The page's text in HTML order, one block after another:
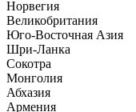
Норвегия
Великобритания
Юго-Восточная Азия
Шри-Ланка
Сокотра
Монголия
Абхазия
Армения